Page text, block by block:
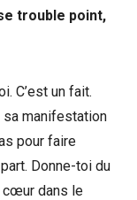
trouble point,
C’est un fait.
manifestation
pour faire
Donne-toi du
cœur dans le